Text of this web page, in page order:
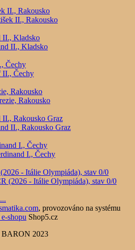
II., Rakousko
II., Kladsko
Čechy
Rakousko
II., Rakousko Graz
I., Čechy
- Itálie Olympiáda), stav 0/0
, provozováno na systému
shopu Shop5.cz
BARON 2023